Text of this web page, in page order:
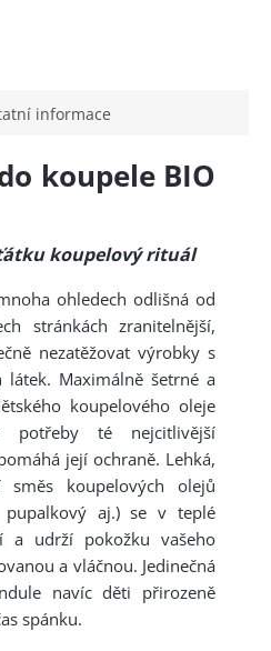
informace
koupele BIO
koupelový rituál
ohledech odlišná od
stránkách zranitelnější,
nezatěžovat výrobky s
látek. Maximálně šetrné a
koupelového oleje
potřeby té nejcitlivější
její ochraně. Lehká,
koupelových olejů
pupalkový aj.) se v teplé
a udrží pokožku vašeho
a vláčnou. Jedinečná
navíc děti přirozeně
spánku.